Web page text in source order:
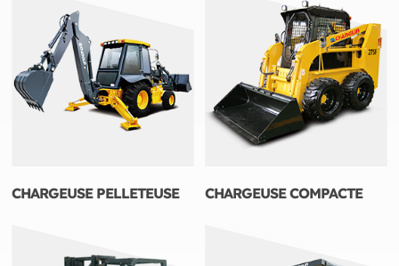
CHARGEUSE PELLETEUSE CHARGEUSE COMPACTE